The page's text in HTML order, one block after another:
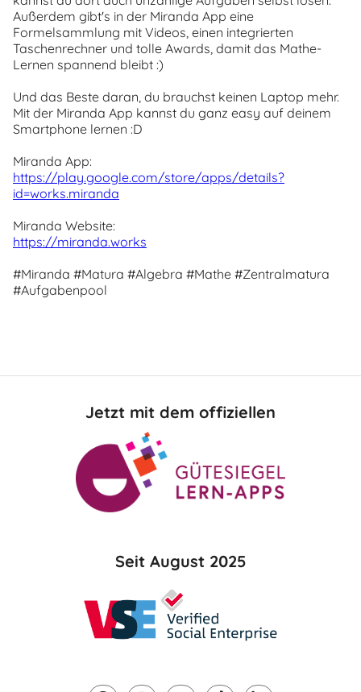
Außerdem gibt's in der Miranda App eine
Formelsammlung mit Videos, einen integrierten
Taschenrechner und tolle Awards, damit das Mathe-
Lernen spannend bleibt :)
Und das Beste daran, du brauchst keinen Laptop mehr.
Mit der Miranda App kannst du ganz easy auf deinem
Smartphone lernen :D
Miranda App:
https://play.google.com/store/apps/details?
id=works.miranda
Miranda Website:
https://miranda.works
#Miranda #Matura #Algebra #Mathe #Zentralmatura
#Aufgabenpool
Jetzt mit dem offiziellen
Seit August 2025